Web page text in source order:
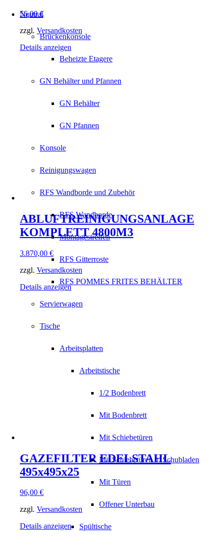
Neutral
Brückenkonsole
Beheizte Etagere
GN Behälter und Pfannen
GN Behälter
GN Pfannen
Konsole
Reinigungswagen
RFS Wandborde und Zubehör
RFS Wandborde
Montagestreifen
RFS Gitterroste
RFS POMMES FRITES BEHÄLTER
Servierwagen
Tische
Arbeitsplatten
Arbeitstische
1/2 Bodenbrett
Mit Bodenbrett
Mit Schiebetüren
Mit Schiebetüren u. Schubladen
Mit Türen
Offener Unterbau
Spültische
56,00€
zzgl. Versandkosten
Details anzeigen
ABLUFTREINIGUNGSANLAGE
KOMPLETT 4800M3
3.870,00 €
zzgl. Versandkosten
Details anzeigen
GAZEFILTER EDELSTAHL
495x495x25
96,00 €
zzgl. Versandkosten
Details anzeigen